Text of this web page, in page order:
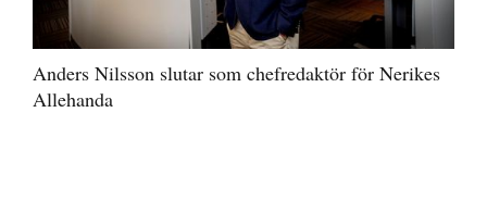
Anders Nilsson slutar som chefredaktör för Nerikes
Allehanda